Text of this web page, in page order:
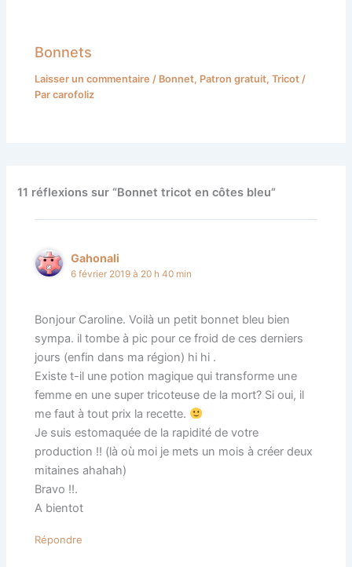
Bonnets
Laisser un commentaire / Bonnet, Patron gratuit,Tricot /
Parcarofoliz
11 réflexions sur “Bonnet tricot en côtes bleu”
Gahonali
6 février 2019 à 20 h 40 min
Bonjour Caroline. Voilà un petit bonnet bleu bien
sympa. il tombe à pic pour ce froid de ces derniers
jours (enfin dans ma région) hi hi .
Existe t-il une potion magique qui transforme une
femme en une super tricoteuse de la mort? Si oui, il
me faut à tout prix la recette.
Je suis estomaquée de la rapidité de votre
production !! (là où moi je mets un mois à créer deux
mitaines ahahah)
Bravo !!.
A bientot
Répondre